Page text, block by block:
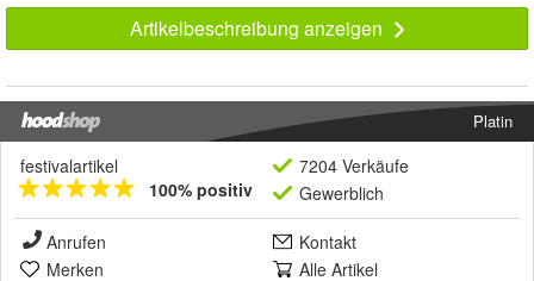
Artikelbeschreibung anzeigen
Platin
festivalartikel
100% positiv
7204 Verkäufe
Gewerblich
Anrufen
Kontakt
Merken
Alle Artikel